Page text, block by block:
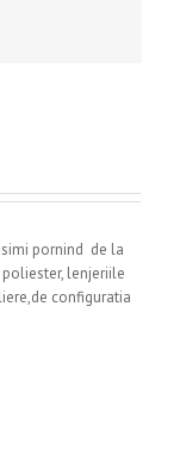
pornind de la
lenjeriile
configuratia